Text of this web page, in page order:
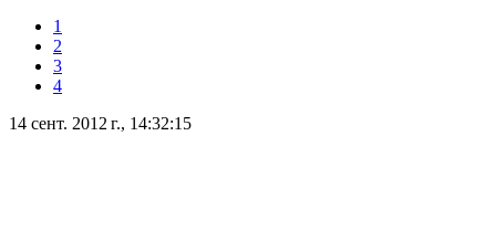
1
2
3
4
14 сент. 2012 г., 14:32:15